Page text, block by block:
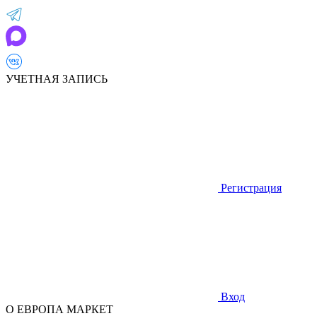
УЧЕТНАЯ ЗАПИСЬ
Регистрация
Вход
О ЕВРОПА МАРКЕТ